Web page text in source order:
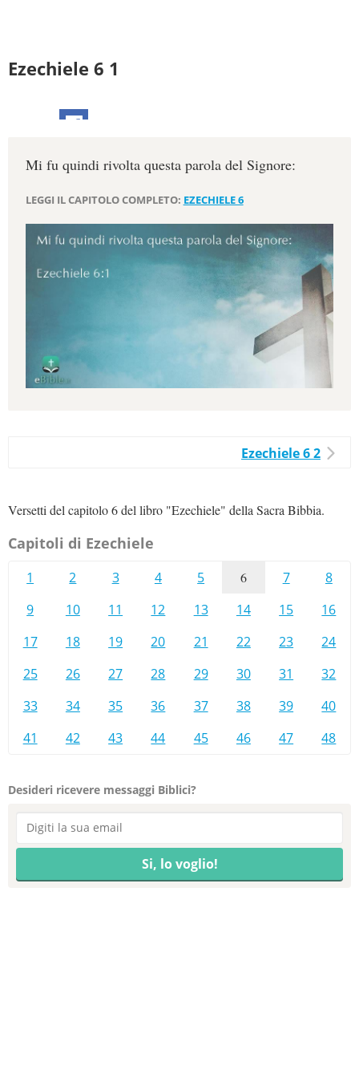
Ezechiele 6 1
Mi fu quindi rivolta questa parola del Signore:
LEGGI IL CAPITOLO COMPLETO: EZECHIELE 6
Ezechiele 6 2
Versetti del capitolo 6 del libro "Ezechiele" della Sacra Bibbia.
Capitoli di Ezechiele
1 2 3 4 5 6 7
8
9
10 11 12 13 14 15
16
17
18 19 20 21 22 23
24
25
26 27 28 29 30 31
32
33
34 35 36 37 38 39
40
41
42 43 44 45 46 47 48
Desideri ricevere messaggi Biblici?